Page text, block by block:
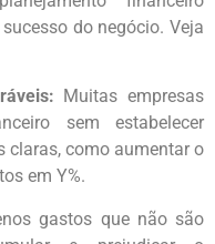
do negócio. Veja
Muitas empresas
sem estabelecer
claras, como aumentar o
em Y%.
gastos que não são